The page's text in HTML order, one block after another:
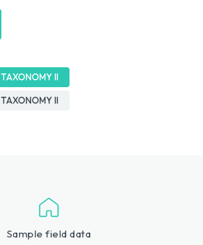
TAXONOMY II
TAXONOMY II
Sample field data